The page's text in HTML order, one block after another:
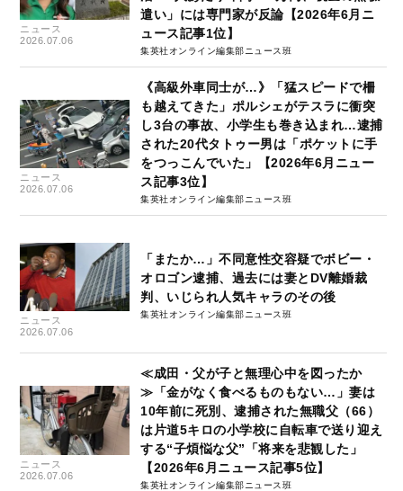
ニュース
2026.07.06
遣い」には専門家が反論【2026年6月ニ
ュース記事1位】
集英社オンライン編集部ニュース班
ニュース
2026.07.06
《高級外車同士が…》「猛スピードで柵
も越えてきた」ポルシェがテスラに衝突
し3台の事故、小学生も巻き込まれ…逮捕
された20代タトゥー男は「ポケットに手
をつっこんでいた」【2026年6月ニュー
ス記事3位】
集英社オンライン編集部ニュース班
ニュース
2026.07.06
「またか…」不同意性交容疑でボビー・
オロゴン逮捕、過去には妻とDV離婚裁
判、いじられ人気キャラのその後
集英社オンライン編集部ニュース班
ニュース
2026.07.06
≪成田・父が子と無理心中を図ったか
≫「金がなく食べるものもない…」妻は
10年前に死別、逮捕された無職父（66）
は片道5キロの小学校に自転車で送り迎え
する“子煩悩な父”「将来を悲観した」
【2026年6月ニュース記事5位】
集英社オンライン編集部ニュース班